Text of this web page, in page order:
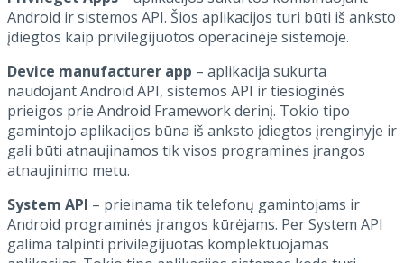
Android ir sistemos API. Šios aplikacijos turi būti iš anksto
įdiegtos kaip privilegijuotos operacinėje sistemoje.
Device manufacturer app – aplikacija sukurta
naudojant Android API, sistemos API ir tiesioginės
prieigos prie Android Framework derinį. Tokio tipo
gamintojo aplikacijos būna iš anksto įdiegtos įrenginyje ir
gali būti atnaujinamos tik visos programinės įrangos
atnaujinimo metu.
System API – prieinama tik telefonų gamintojams ir
Android programinės įrangos kūrėjams. Per System API
galima talpinti privilegijuotas komplektuojamas